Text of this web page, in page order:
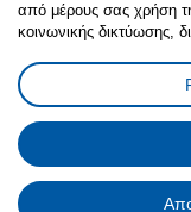
Πολιτική
Έντυπο
Γενική
Πολιτική
από μέρους σας χρήση
κοινωνικής δικτύωσης,